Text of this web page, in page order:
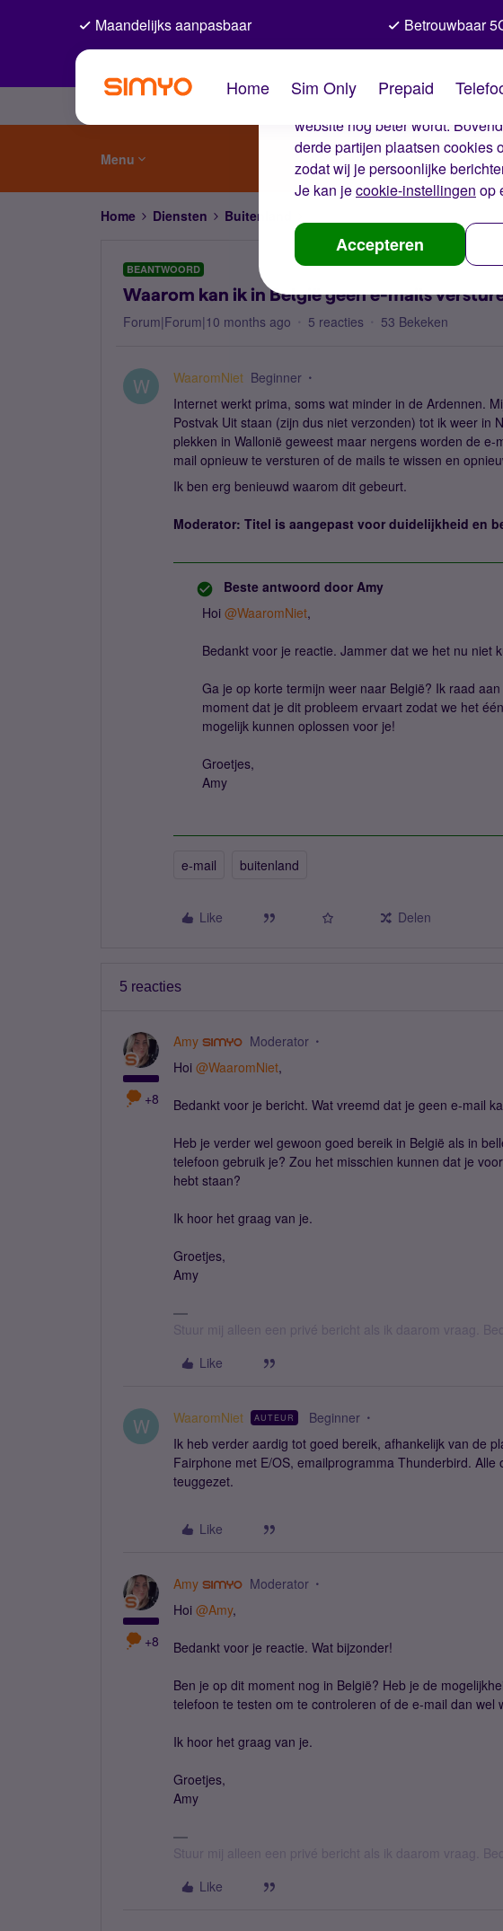
De cookies van
Wij gebruiken cookies op onze
website nog beter wordt.
derde partijen plaatsen cookies
zodat wij je persoonlijke
Je kan jecookie-instellingen op
Accepteren
Maandelijks aanpasbaar Betrouwbaar
Home Sim Only Prepaid
Menu
Home Diensten Buitenland
BEANTWOORD
Waarom kan ik in België geen e-mails
Forum|Forum|10 months ago 5 reacties 53 Bekeken
W WaaromNiet Beginner
Internet werkt prima, soms wat minder in de Ardennen.
Postvak Uit staan (zijn dus niet verzonden) tot ik weer in
plekken in Wallonië geweest maar nergens worden de
mail opnieuw te versturen of de mails te wissen en
Ik ben erg benieuwd waarom dit gebeurt.
Moderator: Titel is aangepast voor duidelijkheid en
Beste antwoord door Amy
Hoi ​ @WaaromNiet,
Bedankt voor je reactie. Jammer dat we het nu niet
Ga je op korte termijn weer naar België? Ik raad
moment dat je dit probleem ervaart zodat we het
mogelijk kunnen oplossen voor je!
Groetjes,
Amy
e-mail buitenland
Like Delen
5 reacties
+8
Amy Moderator
Hoi ​ @WaaromNiet,
Bedankt voor je bericht. Wat vreemd dat je geen e-mail
Heb je verder wel gewoon goed bereik in België als in
telefoon gebruik je? Zou het misschien kunnen dat je
hebt staan?
Ik hoor het graag van je.
Groetjes,
Amy
Stuur mij alleen een privé bericht als ik daarom vraag.
Like
W WaaromNiet AUTEUR Beginner
Ik heb verder aardig tot goed bereik, afhankelijk van de
Fairphone met E/OS, emailprogramma Thunderbird.
teuggezet.
Like
+8
Amy Moderator
Hoi ​ @Amy,
Bedankt voor je reactie. Wat bijzonder!
Ben je op dit moment nog in België? Heb je de
telefoon te testen om te controleren of de e-mail dan wel
Ik hoor het graag van je.
Groetjes,
Amy
Stuur mij alleen een privé bericht als ik daarom vraag.
Like